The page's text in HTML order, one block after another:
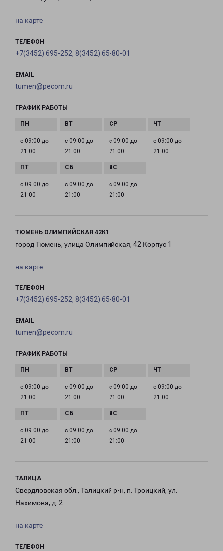
на карте
ТЕЛЕФОН
+7(3452) 695-252, 8(3452) 65-80-01
EMAIL
tumen@pecom.ru
ГРАФИК РАБОТЫ
с 09:00 до
21:00
с 09:00 до
21:00
с 09:00 до
21:00
с 09:00 до
21:00
с 09:00 до
21:00
с 09:00 до
21:00
с 09:00 до
21:00
ТЮМЕНЬ ОЛИМПИЙСКАЯ 42К1
город Тюмень, улица Олимпийская, 42 Корпус 1
на карте
ТЕЛЕФОН
+7(3452) 695-252, 8(3452) 65-80-01
EMAIL
tumen@pecom.ru
ГРАФИК РАБОТЫ
с 09:00 до
21:00
с 09:00 до
21:00
с 09:00 до
21:00
с 09:00 до
21:00
с 09:00 до
21:00
с 09:00 до
21:00
с 09:00 до
21:00
ТАЛИЦА
Свердловская обл., Талицкий р-н, п. Троицкий, ул.
Нахимова, д. 2
на карте
ТЕЛЕФОН